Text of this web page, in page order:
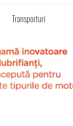
Transporturi